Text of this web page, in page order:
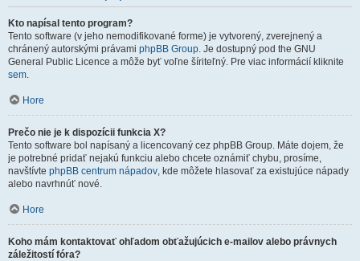
Kto napísal tento program?
Tento software (v jeho nemodifikované forme) je vytvorený, zverejnený a
chránený autorskými právami phpBB Group. Je dostupný pod the GNU
General Public Licence a môže byť voľne šíriteľný. Pre viac informácií kliknite
sem.
Hore
Prečo nie je k dispozícii funkcia X?
Tento software bol napísaný a licencovaný cez phpBB Group. Máte dojem, že
je potrebné pridať nejakú funkciu alebo chcete oznámiť chybu, prosíme,
navštívte phpBB centrum nápadov, kde môžete hlasovať za existujúce nápady
alebo navrhnúť nové.
Hore
Koho mám kontaktovať ohľadom obťažujúcich e-mailov alebo právnych
záležitostí fóra?